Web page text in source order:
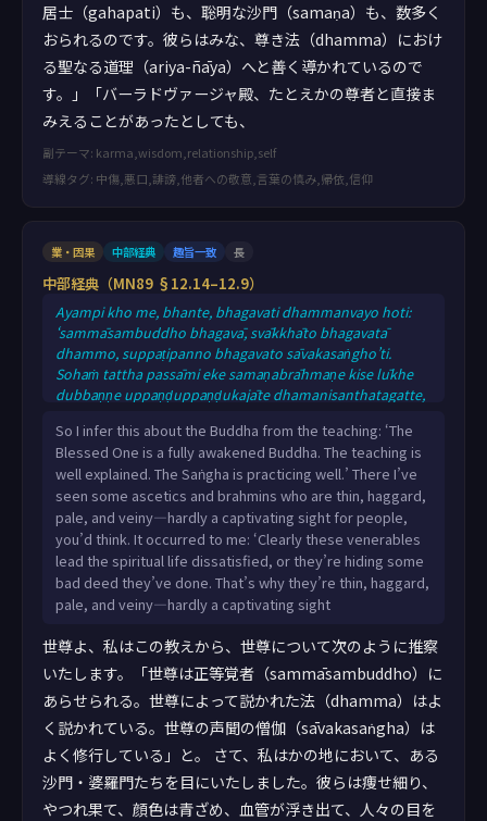
居士（gahapati）も、聡明な沙門（samaṇa）も、数多く
おられるのです。彼らはみな、尊き法（dhamma）におけ
る聖なる道理（ariya-ñāya）へと善く導かれているので
す。」「バーラドヴァージャ殿、たとえかの尊者と直接ま
みえることがあったとしても、
副テーマ: karma,wisdom,relationship,self
導線タグ: 中傷,悪口,誹謗,他者への敬意,言葉の慎み,帰依,信仰
業・因果 中部経典 趣旨一致 長
中部経典（MN89 §12.14–12.9）
Ayampi kho me, bhante, bhagavati dhammanvayo hoti:
‘sammāsambuddho bhagavā, svākkhāto bhagavatā
dhammo, suppaṭipanno bhagavato sāvakasaṅgho’ti.
Sohaṁ tattha passāmi eke samaṇabrāhmaṇe kise lūkhe
dubbaṇṇe uppaṇḍuppaṇḍukajāte dhamanisanthatagatte,
Tassa mayhaṁ, bhante, etadahosi: ‘addhā ime āyasmanto
anabhiratā vā brahmacariyaṁ caranti, atthi vā tesaṁ kiñci
pāpaṁ kammaṁ kataṁ paṭicchannaṁ; tathā hi ime
āyasmanto kisā lūkhā dubbaṇṇā uppaṇḍuppaṇḍuka
So I infer this about the Buddha from the teaching: ‘The
Blessed One is a fully awakened Buddha. The teaching is
well explained. The Saṅgha is practicing well.’ There I’ve
seen some ascetics and brahmins who are thin, haggard,
pale, and veiny—hardly a captivating sight for people,
you’d think. It occurred to me: ‘Clearly these venerables
lead the spiritual life dissatisfied, or they’re hiding some
bad deed they’ve done. That’s why they’re thin, haggard,
pale, and veiny—hardly a captivating sight
世尊よ、私はこの教えから、世尊について次のように推察
いたします。「世尊は正等覚者（sammāsambuddho）に
あらせられる。世尊によって説かれた法（dhamma）はよ
く説かれている。世尊の声聞の僧伽（sāvakasaṅgha）は
よく修行している」と。 さて、私はかの地において、ある
沙門・婆羅門たちを目にいたしました。彼らは痩せ細り、
やつれ果て、顔色は青ざめ、血管が浮き出て、人々の目を